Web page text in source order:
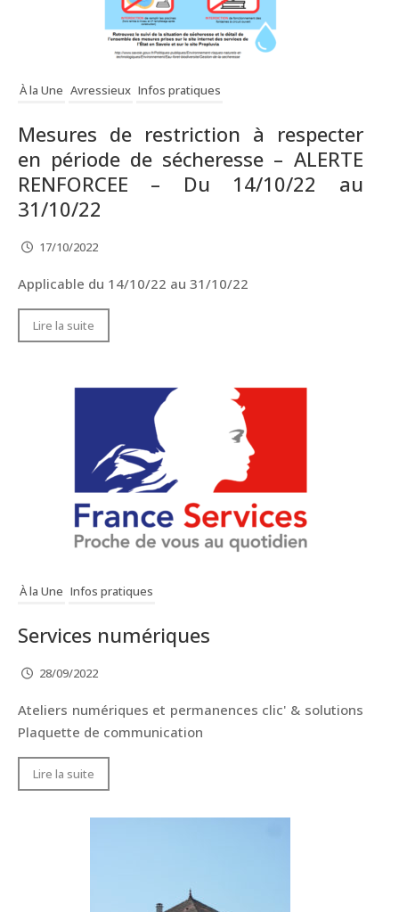
À la Une Avressieux Infos pratiques
Mesures de restriction à respecter
en période de sécheresse – ALERTE
RENFORCEE – Du 14/10/22 au
31/10/22
17/10/2022
Applicable du 14/10/22 au 31/10/22
Lire la suite
À la Une Infos pratiques
Services numériques
28/09/2022
Ateliers numériques et permanences clic' & solutions
Plaquette de communication
Lire la suite